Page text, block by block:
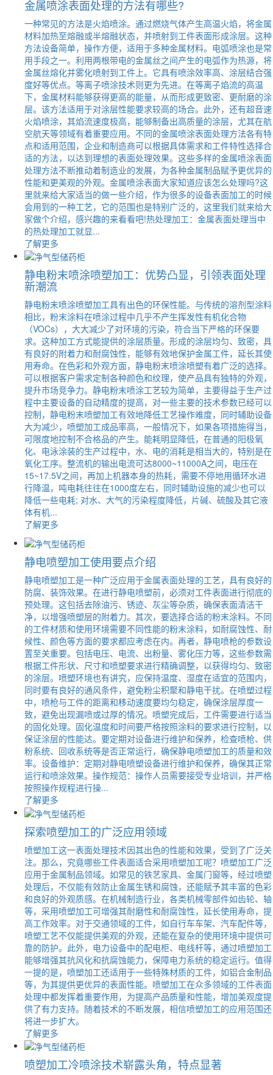
金属喷涂表面处理的方法有哪些?
一种常见的方法是火焰喷涂。通过燃烧气体产生高温火焰，将金属
材料加热至熔融或半熔融状态，并喷射到工件表面形成涂层。这种
方法设备简单，操作方便，适用于多种金属材料。电弧喷涂也是常
用手段之一。利用两根带电的金属丝之间产生的电弧作为热源，将
金属丝熔化并雾化喷射到工件上。它具有喷涂效率高、涂层结合强
度好等优点。等离子喷涂技术则更为先进。在等离子焰流的高温
下，金属材料能够获得更高的能量，从而形成更致密、更耐磨的涂
层。该方法适用于对涂层性能要求较高的场合。此外，还有超音速
火焰喷涂，其焰流速度极高，能够制备出高质量的涂层，尤其在航
空航天等领域有着重要应用。不同的金属喷涂表面处理方法各有特
点和适用范围，企业和制造商可以根据具体需求和工件特性选择合
适的方法，以达到理想的表面处理效果。这些多样的金属喷涂表面
处理方法不断推动着制造业的发展，为各种金属制品赋予更优异的
性能和更美观的外观。金属喷涂表面大家知道应该怎么处理吗?这
里就来给大家适当的做一些介绍，作为很多的设备表面加工的时候
会用到的一种工艺，它的范围也是特别广泛的，这里我们就来给大
家做个介绍，感兴趣的来看看吧!热处理加工：金属表面处理当中
的热处理加工就显...
了解更多
静电粉末喷涂喷塑加工：优势凸显，引领表面处理
新潮流
静电粉末喷涂喷塑加工具有出色的环保性能。与传统的溶剂型涂料
相比，粉末涂料在喷涂过程中几乎不产生挥发性有机化合物
（VOCs），大大减少了对环境的污染，符合当下严格的环保要
求。这种加工方式能提供的涂层质量。形成的涂层均匀、致密，具
有良好的附着力和耐腐蚀性，能够有效地保护金属工件，延长其使
用寿命。在色彩和外观方面，静电粉末喷涂喷塑有着广泛的选择。
可以根据客户需求定制各种颜色和纹理，使产品具有独特的外观，
提升市场竞争力。静电粉末喷涂工艺较为简单，主要得益于生产过
程中主要设备的自动精度的提高，对一些主要的技术参数已经可以
控制，静电粉末喷塑加工有效地降低工艺操作难度，同时辅助设备
大为减少，喷塑加工成品率高，一般情况下，如果各项措施得当，
可限度地控制不合格品的产生。能耗明显降低，在普通的阳极氧
化、电泳涂装的生产过程中，水、电的消耗是相当大的，特别是在
氧化工序。整流机的输出电流可达8000~11000A之间，电压在
15~17.5V之间，再加上机器本身的热耗，需要不停地用循环水进
行降温，吨电耗往往在1000度左右，同时辅助设施的减少也可以
降低一些电耗; 对水、大气的污染程度降低，片碱、硫酸及其它液
体有机...
了解更多
静电喷塑加工使用要点介绍
静电喷塑加工是一种广泛应用于金属表面处理的工艺，具有良好的
防腐、装饰效果。在进行静电喷塑前，必须对工件表面进行彻底的
预处理。这包括去除油污、锈迹、灰尘等杂质，确保表面清洁干
净，以增强喷塑层的附着力。其次，要选择合适的粉末涂料。不同
的工件材质和使用环境需要不同性能的粉末涂料，如耐腐蚀性、耐
候性、颜色等方面的要求都应考虑在内。再者，静电喷枪的参数设
置至关重要。包括电压、电流、出粉量、雾化压力等，这些参数需
根据工件形状、尺寸和喷塑要求进行精确调整，以获得均匀、致密
的涂层。喷塑环境也有讲究，应保持温度、湿度在适宜的范围内，
同时要有良好的通风条件，避免粉尘积聚和静电干扰。在喷塑过程
中，喷枪与工件的距离和移动速度要均匀稳定，确保涂层厚度一
致，避免出现漏喷或过厚的情况。喷塑完成后，工件需要进行适当
的固化处理。固化温度和时间要严格按照涂料的要求进行控制，以
保证涂层的性能达。要定期对设备进行维护和保养，检查喷枪、供
粉系统、回收系统等是否正常运行，确保静电喷塑加工的质量和效
率。设备维护：定期对静电喷塑设备进行维护和保养，确保其正常
运行和喷涂效果。操作规范：操作人员需要接受专业培训，并严格
按照操作规程进行操...
了解更多
探索喷塑加工的广泛应用领域
喷塑加工这一表面处理技术因其出色的性能和效果，受到了广泛关
注。那么，究竟哪些工件表面适合采用喷塑加工呢？喷塑加工广泛
应用于金属制品领域。如常见的铁艺家具、金属门窗等，经过喷塑
处理后，不仅能有效防止金属生锈和腐蚀，还能赋予其丰富的色彩
和良好的外观质感。在机械制造行业，各类机械零部件如齿轮、轴
等，采用喷塑加工可增强其耐磨性和耐腐蚀性，延长使用寿命，提
高工作效率。对于交通领域的工件，如自行车车架、汽车配件等，
喷塑工艺不仅能提供美观的外观，还能在复杂的使用环境中提供可
靠的防护。此外，电力设备中的配电柜、电线杆等，通过喷塑加工
能够增强其抗风化和抗腐蚀能力，保障电力系统的稳定运行。值得
一提的是，喷塑加工还适用于一些特殊材质的工件，如铝合金制品
等，为其提供更优异的表面性能。喷塑加工在众多领域的工件表面
处理中都发挥着重要作用，为提高产品质量和性能，增加美观度提
供了有力支持。随着技术的不断发展，相信喷塑加工的应用范围还
将进一步扩大。
了解更多
喷塑加工冷喷涂技术崭露头角，特点显著